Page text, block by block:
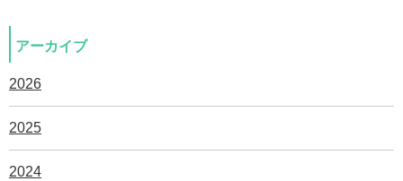
アーカイブ
2026
2025
2024